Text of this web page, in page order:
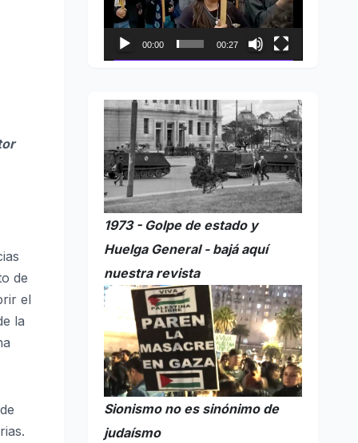
de
el
la
00:00 00:27
1973 - Golpe de estado y
Huelga General - bajá aquí
nuestra revista
Sionismo no es sinónimo de
judaísmo